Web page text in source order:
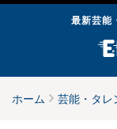
最新芸能
ホーム 芸能・タレ